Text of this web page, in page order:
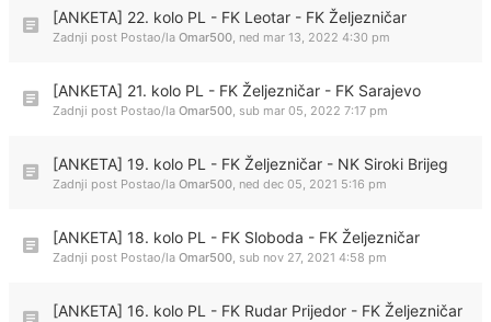
[ANKETA] 22. kolo PL - FK Leotar - FK Željezničar
Zadnji post Postao/la Omar500, ned mar 13, 2022 4:30 pm
[ANKETA] 21. kolo PL - FK Željezničar - FK Sarajevo
Zadnji post Postao/la Omar500, sub mar 05, 2022 7:17 pm
[ANKETA] 19. kolo PL - FK Željezničar - NK Siroki Brijeg
Zadnji post Postao/la Omar500, ned dec 05, 2021 5:16 pm
[ANKETA] 18. kolo PL - FK Sloboda - FK Željezničar
Zadnji post Postao/la Omar500, sub nov 27, 2021 4:58 pm
[ANKETA] 16. kolo PL - FK Rudar Prijedor - FK Željezničar